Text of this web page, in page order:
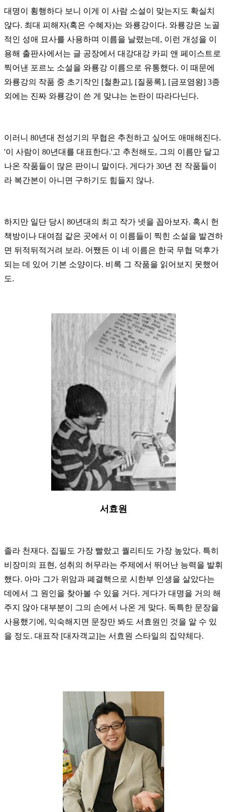
대명이 횡행하다 보니 이게 이 사람 소설이 맞는지도 확실치
않다. 최대 피해자(혹은 수혜자)는 와룡강이다. 와룡강은 노골
적인 성애 묘사를 사용하며 이름을 날렸는데, 이런 개성을 이
용해 출판사에서는 글 공장에서 대강대강 카피 앤 페이스트로
찍어낸 포르노 소설을 와룡강 이름으로 유통했다. 이 때문에
와룡강의 작품 중 초기작인 [철환교], [질풍록], [금포염왕] 3종
외에는 진짜 와룡강이 쓴 게 맞냐는 논란이 따라다닌다.
이러니 80년대 전성기의 무협은 추천하고 싶어도 애매해진다.
'이 사람이 80년대를 대표한다.'고 추천해도, 그의 이름만 달고
나온 작품들이 많은 판이니 말이다. 게다가 30년 전 작품들이
라 복간본이 아니면 구하기도 힘들지 않나.
하지만 일단 당시 80년대의 최고 작가 넷을 꼽아보자. 혹시 헌
책방이나 대여점 같은 곳에서 이 이름들이 찍힌 소설을 발견하
면 뒤적뒤적거려 보라. 어쨌든 이 네 이름은 한국 무협 덕후가
되는 데 있어 기본 소양이다. 비록 그 작품을 읽어보지 못했어
도.
서효원
졸라 천재다. 집필도 가장 빨랐고 퀄리티도 가장 높았다. 특히
비장미의 표현, 성취의 허무라는 주제에서 뛰어난 능력을 발휘
했다. 아마 그가 위암과 폐결핵으로 시한부 인생을 살았다는
데에서 그 원인을 찾아볼 수 있을 거다. 게다가 대명을 거의 해
주지 않아 대부분이 그의 손에서 나온 게 맞다. 독특한 문장을
사용했기에, 익숙해지면 문장만 봐도 서효원인 것을 알 수 있
을 정도. 대표작 [대자객교]는 서효원 스타일의 집약체다.